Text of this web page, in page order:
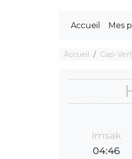
Accueil Mes
Accueil Cap-Vert
Imsak
04:46